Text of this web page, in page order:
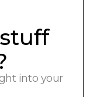
into your